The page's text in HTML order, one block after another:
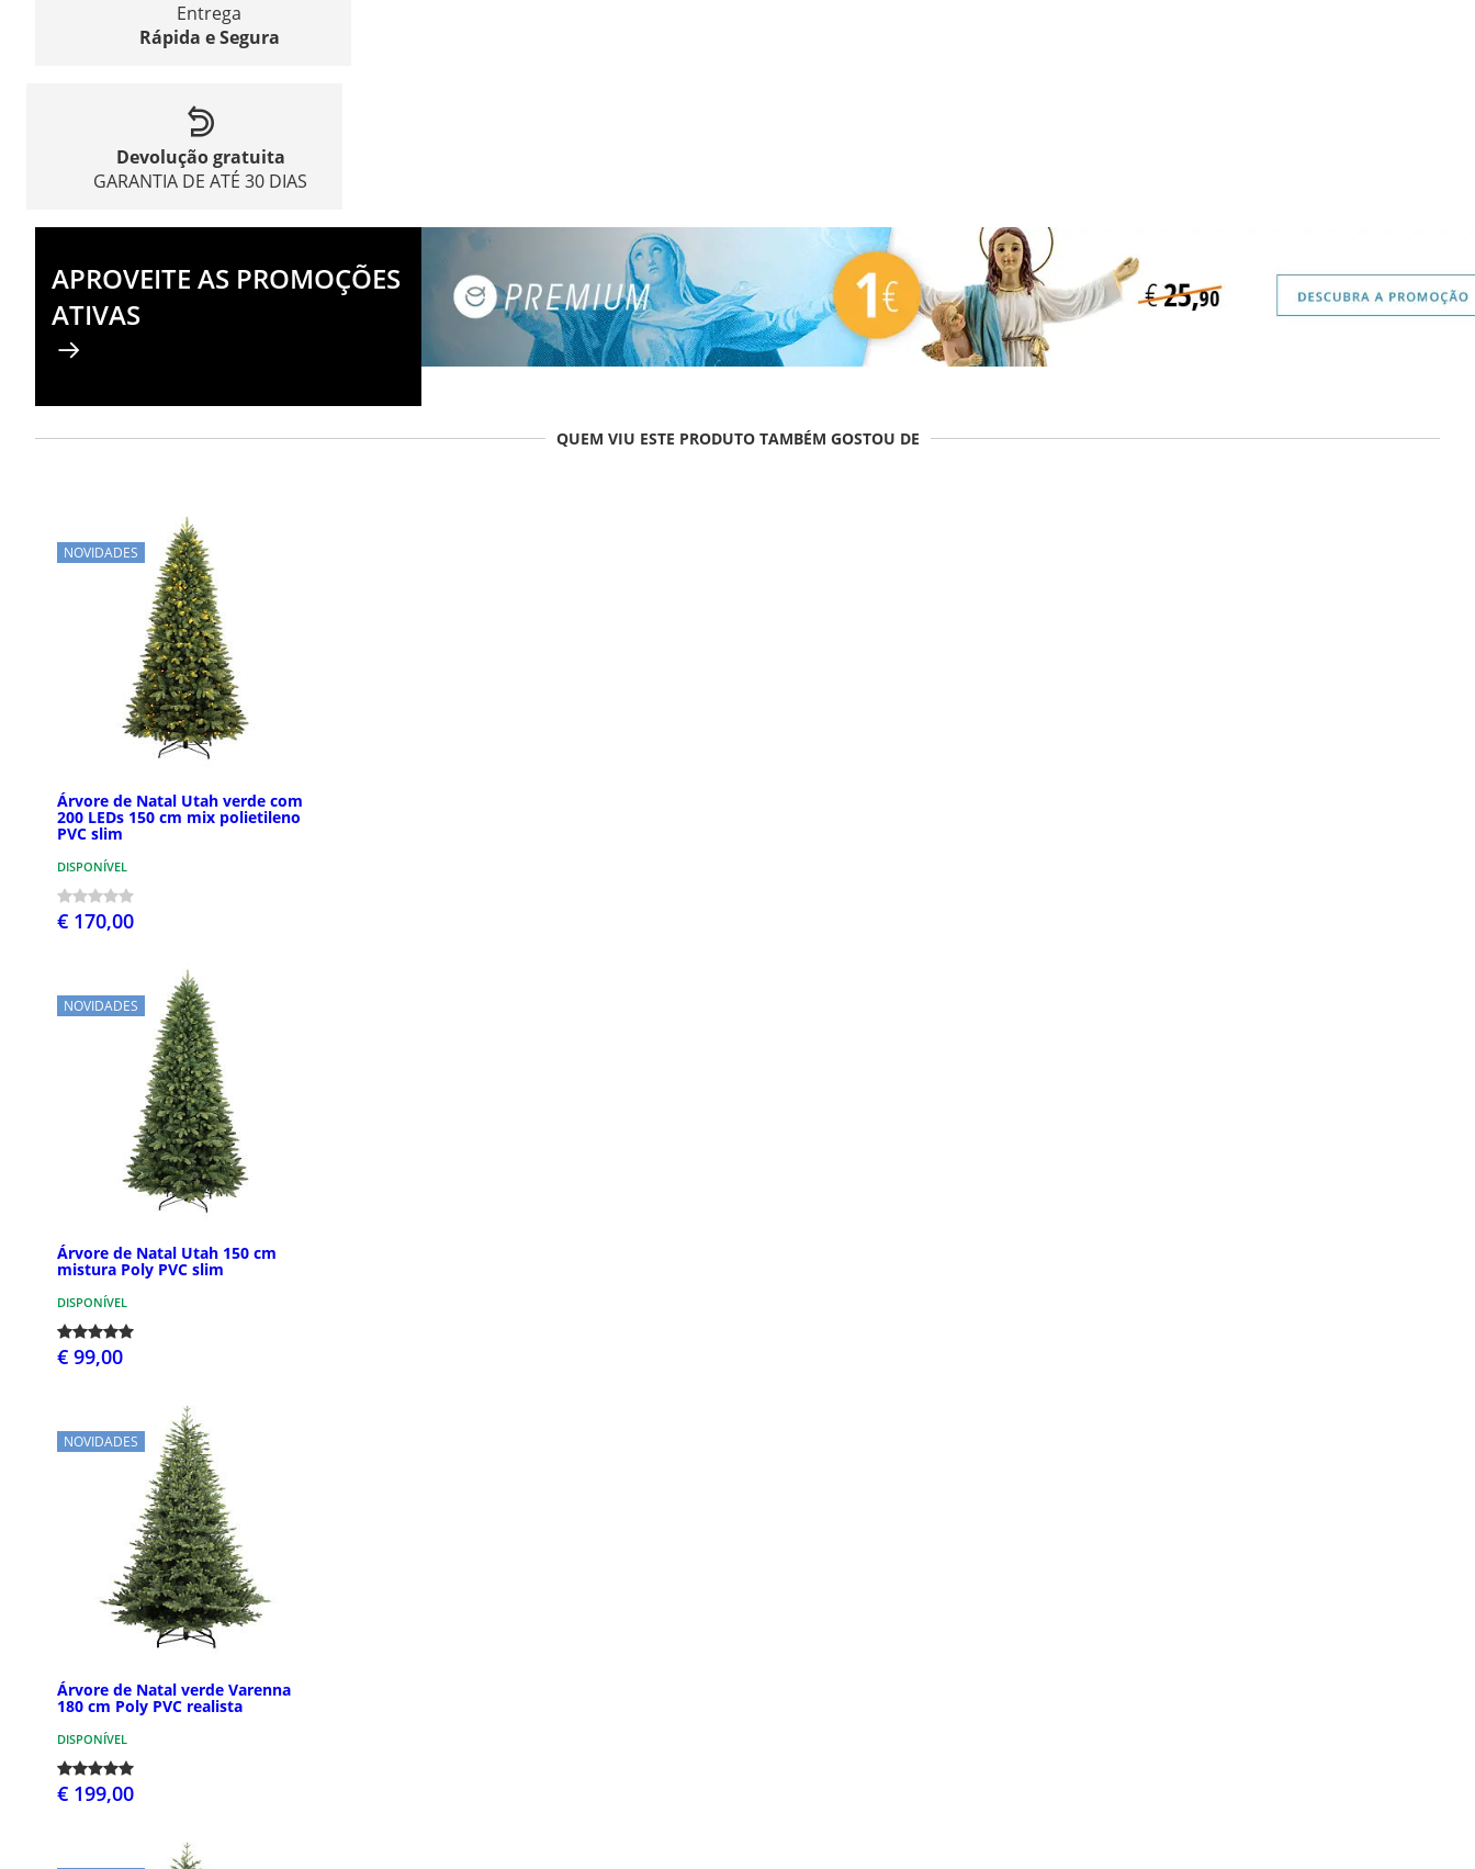
Entrega
Rápida e Segura
Devolução gratuita
GARANTIA DE ATÉ 30 DIAS
APROVEITE AS PROMOÇÕES
ATIVAS
QUEM VIU ESTE PRODUTO TAMBÉM GOSTOU DE
NOVIDADES
Árvore de Natal Utah verde com
200 LEDs 150 cm mix polietileno
PVC slim
DISPONÍVEL
€ 170,00
NOVIDADES
Árvore de Natal Utah 150 cm
mistura Poly PVC slim
DISPONÍVEL
€ 99,00
NOVIDADES
Árvore de Natal verde Varenna
180 cm Poly PVC realista
DISPONÍVEL
€ 199,00